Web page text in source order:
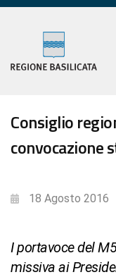
Consiglio
convocazione
18 Agosto 2016
I portavoce del
missiva ai